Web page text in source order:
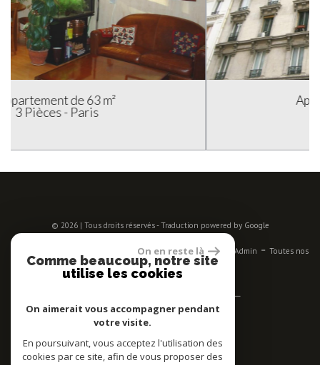
Appartement de 68 m²
© 2026 | Tous droits réservés - Traduction powered by Google
Nos honoraires-Liens Admin - Toutes nos
annonces
Espace propriétaires
Adhérent
On en reste là
Comme beaucoup, notre site
utilise les cookies
On aimerait vous accompagner pendant
votre visite.
En poursuivant, vous acceptez l'utilisation des
cookies par ce site, afin de vous proposer des